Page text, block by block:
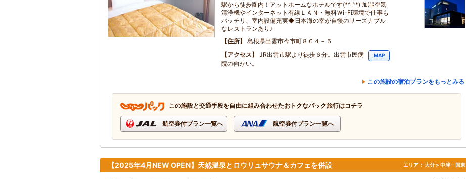
駅から徒歩圏内！アットホームなホテルです(*^_^*) 加湿空気
清浄機やインターネット有線ＬＡＮ・無料Ｗi-Fi環境で仕事も
バッチリ、室内設備充実◆日本海の幸が自慢のリーズナブル
なレストランあり♪
住所
島根県出雲市今市町８６４－５
アクセス
JR出雲市駅より徒歩６分。出雲市民病
院の向かい。
MAP
この施設の宿泊プランをもっとみる
この施設と交通手段を自由に組み合わせたおトクなパック旅行はコチラ
航空券付プラン一覧へ 航空券付プラン一覧へ
【2025年4月NEW OPEN】天然温泉とロウリュサウナ＆カフェを併設 エリア： 大分 > 中津・国東